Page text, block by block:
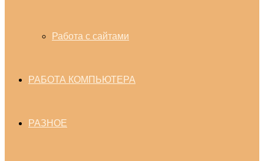
Работа с сайтами
РАБОТА КОМПЬЮТЕРА
РАЗНОЕ